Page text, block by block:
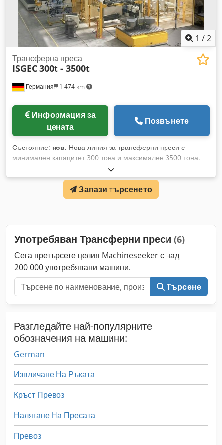
1 /2
Германия 1 474 km
Трансферна преса
ISGEC300t - 3500t
Информация за
цената
Позвънете
Състояние: нов, Нова линия за трансферни преси с
минимален капацитет 300 тона и максимален 3500 тона.
Предлагаме нови механични и хидравлични преси за
различни приложения, индивидуално съобразени с вашите
нужди. Посочете вашите изисквания и ще изготвим
атрактивна оферта с монтаж и сервизно обслужване. ISGEC
страни, включително Тайланд, Индонезия, Виетнам, САЩ,
Бангладеш и над 200 преси за 40 японски клиента.
Гордеем се, че сме официален търговски партньор от 2020
г. и ще се радваме да се свържете с нас. Dcedof Rt Ubopfx
Antsk
Запази търсенето
Употребяван Трансферни преси (6)
Сега претърсете целия Machineseeker с над
200 000 употребявани машини.
Търсене
Разгледайте най-популярните
обозначения на машини:
German
Извличане На Ръката
Кръст Превоз
Налягане На Пресата
Превоз